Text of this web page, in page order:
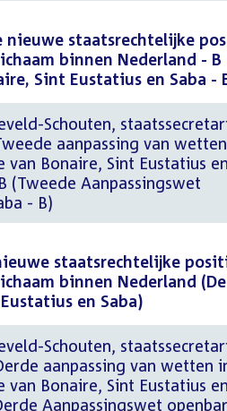
nieuwe staatsrechtelijke
binnen Nederland - B
Sint Eustatius en Saba -
Schouten,
aanpassing van
Bonaire, Sint Eustatius
(Tweede Aanpassingswet
- B)
staatsrechtelijke
binnen Nederland
en Saba)
Schouten,
aanpassing van wetten
Bonaire, Sint Eustatius
Aanpassingswet